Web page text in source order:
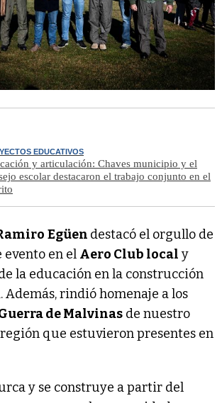
EDUCATIVOS
y articulación: Chaves municipio y el
escolar destacaron el trabajo conjunto en el
Egüen destacó el orgullo de
evento en el Aero Club local y
la educación en la construcción
Además, rindió homenaje a los
de Malvinas de nuestro
que estuvieron presentes en
y se construye a partir del